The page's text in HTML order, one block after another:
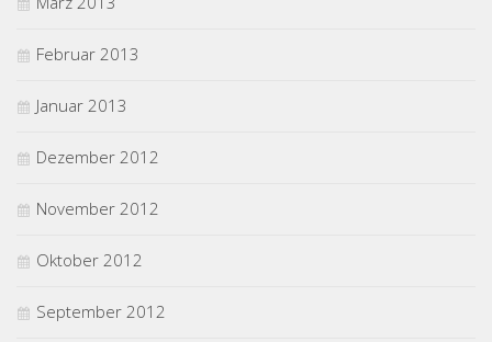
Februar 2013
Januar 2013
Dezember 2012
November 2012
Oktober 2012
September 2012